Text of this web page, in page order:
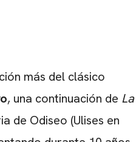
más del clásico
, una continuación de La
de Odiseo (Ulises en